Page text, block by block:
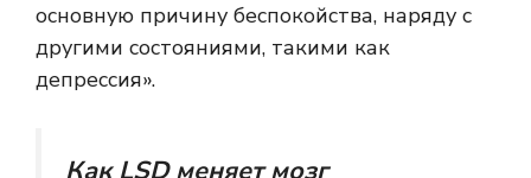
основную причину беспокойства, наряду с
другими состояниями, такими как
депрессия».